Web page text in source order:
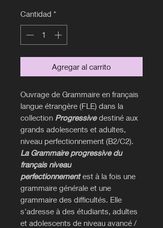
Cantidad *
Agregar al carrito
Ouvrage de Grammaire en français
langue étrangère (FLE) dans la
collection Progressivedestiné aux
grands adolescents et adultes,
niveau perfectionnement (B2/C2).
La Grammaire progressive du
français niveau
perfectionnementest à la fois une
grammaire générale et une
grammaire des difficultés. Elle
s'adresse à des étudiants, adultes
et adolescents de niveau avancé /